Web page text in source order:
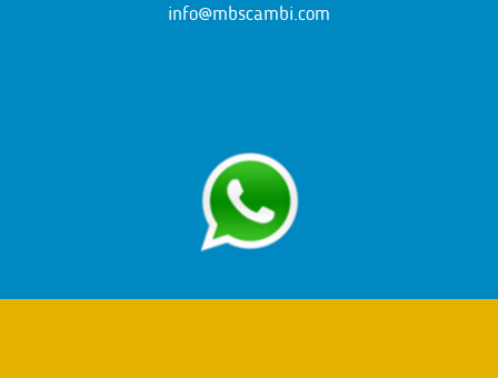
info@mbscambi.com